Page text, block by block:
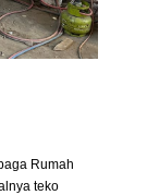
Rumah
teko